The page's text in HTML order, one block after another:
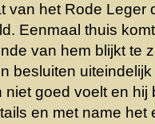
van het Rode Leger
Eenmaal thuis
van hem blijkt te
besluiten
niet goed voelt en
en met name het